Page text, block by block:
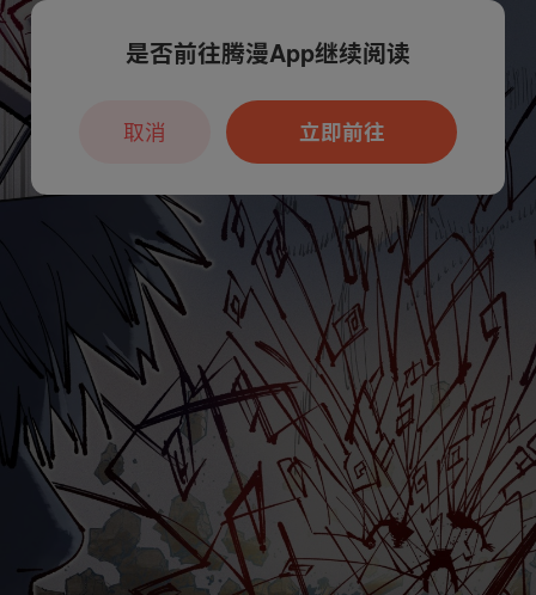
是否前往腾漫App继续阅读
立即前往
取消